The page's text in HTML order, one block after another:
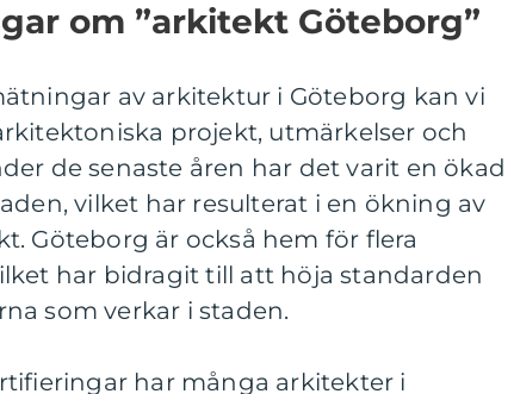
om ”arkitekt Göteborg”
av arkitektur i Göteborg kan vi
projekt, utmärkelser och
de senaste åren har det varit en ökad
vilket har resulterat i en ökning av
Göteborg är också hem för flera
har bidragit till att höja standarden
som verkar i staden.
har många arkitekter i